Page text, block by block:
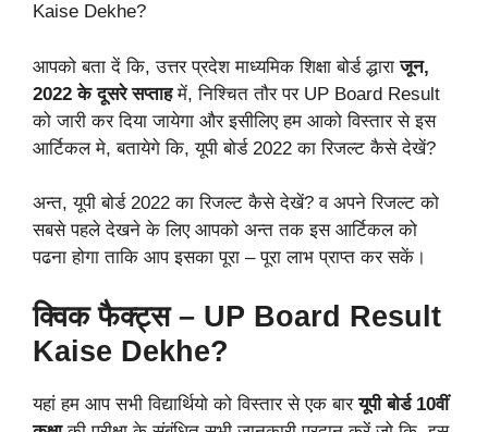
Kaise Dekhe?
आपको बता दें कि, उत्तर प्रदेश माध्यमिक शिक्षा बोर्ड द्धारा जून,
2022 के दूसरे सप्ताहमें, निश्चित तौर पर UP Board Result
को जारी कर दिया जायेगा और इसीलिए हम आको विस्तार से इस
आर्टिकल मे, बतायेगे कि, यूपी बोर्ड 2022 का रिजल्ट कैसे देखें?
अन्त, यूपी बोर्ड 2022 का रिजल्ट कैसे देखें? व अपने रिजल्ट को
सबसे पहले देखने के लिए आपको अन्त तक इस आर्टिकल को
पढना होगा ताकि आप इसका पूरा – पूरा लाभ प्राप्त कर सकें।
क्विक फैक्ट्स – UP Board Result
Kaise Dekhe?
यहां हम आप सभी विद्यार्थियो को विस्तार से एक बारयूपी बोर्ड 10वीं